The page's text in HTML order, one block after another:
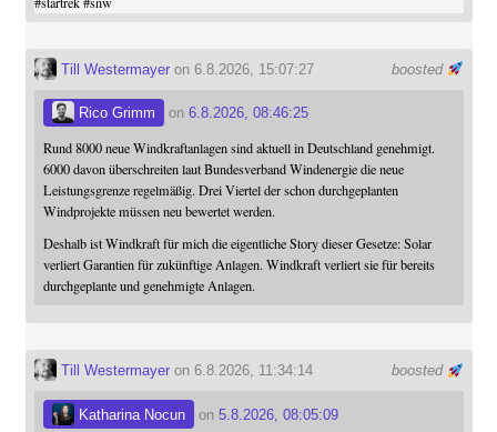
boosted
Till Westermayeron 6.8.2026, 15:07:27
Rico Grimm on 6.8.2026, 08:46:25
Rund 8000 neue Windkraftanlagen sind aktuell in Deutschland genehmigt.
6000 davon überschreiten laut Bundesverband Windenergie die neue
Leistungsgrenze regelmäßig. Drei Viertel der schon durchgeplanten
Windprojekte müssen neu bewertet werden.
Deshalb ist Windkraft für mich die eigentliche Story dieser Gesetze: Solar
verliert Garantien für zukünftige Anlagen. Windkraft verliert sie für bereits
durchgeplante und genehmigte Anlagen.
boosted
Till Westermayeron 6.8.2026, 11:34:14
Katharina Nocun on 5.8.2026, 08:05:09